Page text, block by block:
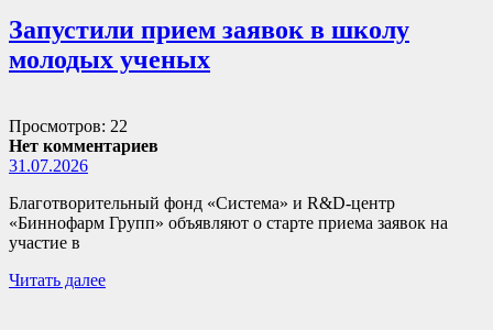
Запустили прием заявок в школу
молодых ученых
Просмотров: 22
Нет комментариев
31.07.2026
Благотворительный фонд «Система» и R&D-центр
«Биннофарм Групп» объявляют о старте приема заявок на
участие в
Читать далее